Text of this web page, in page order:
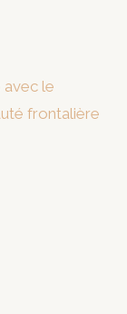
avec le
frontalière